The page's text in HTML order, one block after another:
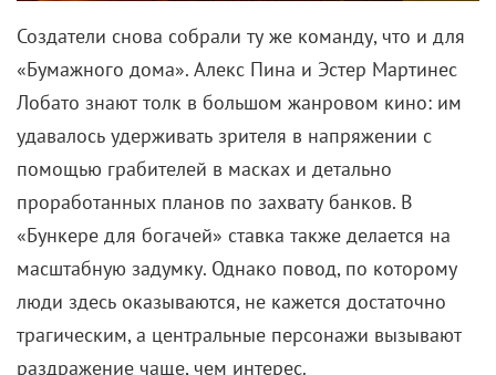
Создатели снова собрали ту же команду, что и для
«Бумажного дома». Алекс Пина и Эстер Мартинес
Лобато знают толк в большом жанровом кино: им
удавалось удерживать зрителя в напряжении с
помощью грабителей в масках и детально
проработанных планов по захвату банков. В
«Бункере для богачей» ставка также делается на
масштабную задумку. Однако повод, по которому
люди здесь оказываются, не кажется достаточно
трагическим, а центральные персонажи вызывают
раздражение чаще, чем интерес.